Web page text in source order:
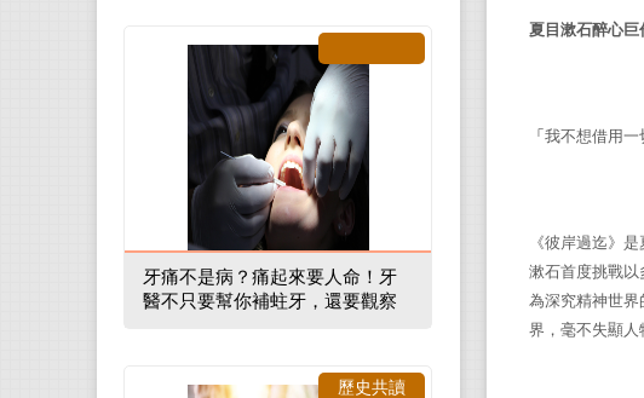
夏目漱石醉心巨
「 我不想借用一
《彼岸過迄》
漱石首度挑戰
為深究精神世
界，毫不失顯人
牙痛不是病？痛起來要人命！牙
醫不只要幫你補蛀牙，還要觀察
歷史共讀